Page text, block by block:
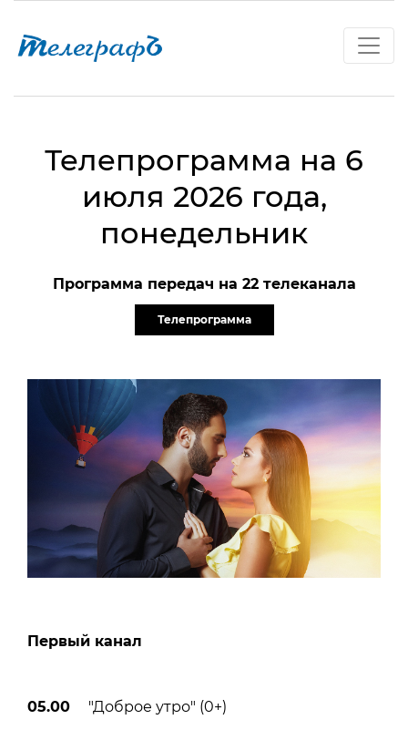
Телепрограмма на 6
июля 2026 года,
понедельник
Программа передач на 22 телеканала
Телепрограмма
Первый канал
05.00 "Доброе утро" (0+)